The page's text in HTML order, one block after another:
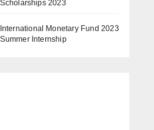
Scholarships 2023
International Monetary Fund 2023
Summer Internship